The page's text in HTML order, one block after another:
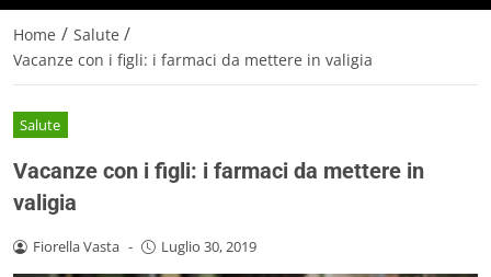
Home / Salute /
Vacanze con i figli: i farmaci da mettere in valigia
Salute
Vacanze con i figli: i farmaci da mettere in
valigia
Fiorella Vasta - Luglio 30, 2019